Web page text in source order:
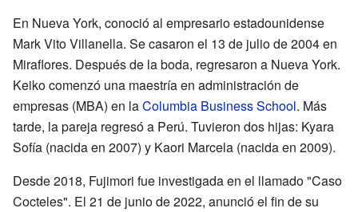
En Nueva York, conoció al empresario estadounidense
Mark Vito Villanella. Se casaron el 13 de julio de 2004 en
Miraflores. Después de la boda, regresaron a Nueva York.
Keiko comenzó una maestría en administración de
empresas (MBA) en laColumbia Business School. Más
tarde, la pareja regresó a Perú. Tuvieron dos hijas: Kyara
Sofía (nacida en 2007) y Kaori Marcela (nacida en 2009).
Desde 2018, Fujimori fue investigada en el llamado "Caso
Cocteles". El 21 de junio de 2022, anunció el fin de su